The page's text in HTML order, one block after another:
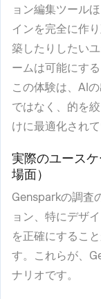
ョン編集ツール
インを完全に作
築したりしたい
ームは可能にす
この体験は、AI
ではなく、的を
けに最適化されて
実際のユース
場面）
Gensparkの調査
ョン、特にデザ
を正確にするこ
す。これらが、
ナリオです。